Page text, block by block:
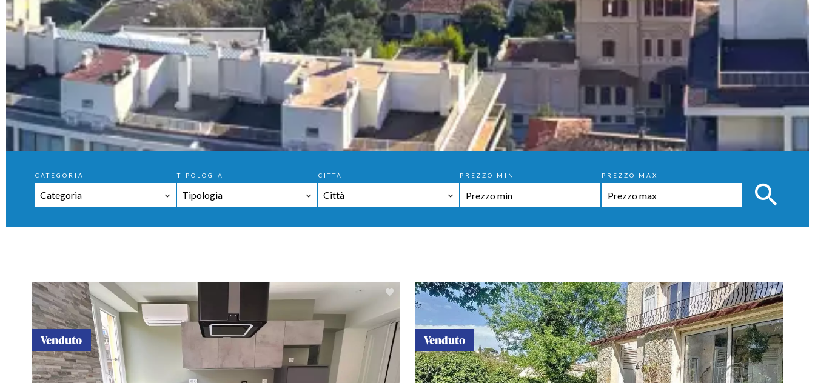
CATEGORIA
Categoria
TIPOLOGIA
Tipologia
CITTÀ
Città
PREZZO MIN PREZZO MAX
Venduto Venduto